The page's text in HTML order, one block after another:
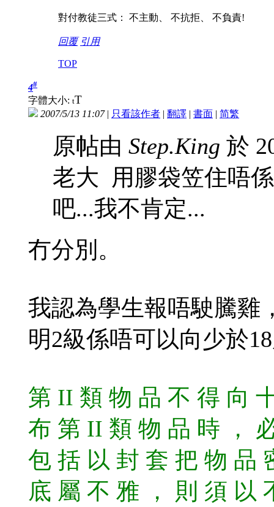
對付教徒三式： 不主動、 不抗拒、 不負責!
回覆 引用
TOP
4#
字體大小: tT
2007/5/13 11:07| 只看該作者 | 翻譯 | 書面 | 简繁
原帖由 Step.King 於
老大 用膠袋笠住唔
吧...我不肯定...
冇分別。
我認為學生報唔駛騰雞
明2級係唔可以向少於
第 II 類 物 品 不 得 向
布 第 II 類 物 品 時 ，
包 括 以 封 套 把 物 品
底 屬 不 雅 ， 則 須 以